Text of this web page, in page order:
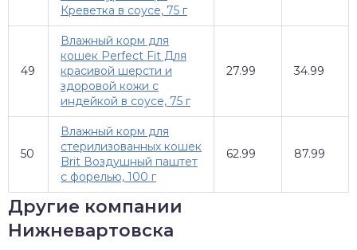
Креветка в соусе, 75 г
49
Влажный корм для
кошек Perfect Fit Для
красивой шерсти и
здоровой кожи с
индейкой в соусе, 75 г
27.99 34.99
50
Влажный корм для
стерилизованных кошек
Brit Воздушный паштет
с форелью, 100 г
62.99 87.99
Другие компании
Нижневартовска